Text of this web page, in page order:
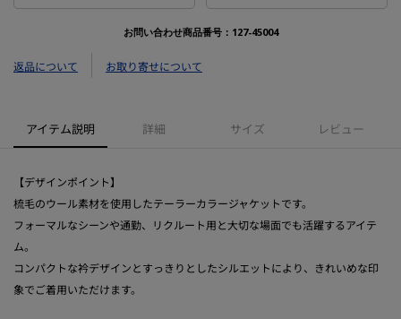
お問い合わせ商品番号： 127-45004
返品について お取り寄せについて
アイテム説明 詳細 サイズ レビュー
【デザインポイント】
梳毛のウール素材を使用したテーラーカラージャケットです。
フォーマルなシーンや通勤、リクルート用と大切な場面でも活躍するアイテ
ム。
コンパクトな衿デザインとすっきりとしたシルエットにより、きれいめな印
象でご着用いただけます。